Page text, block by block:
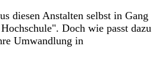
diesen Anstalten selbst in Gang
Doch wie passt dazu
Umwandlung in